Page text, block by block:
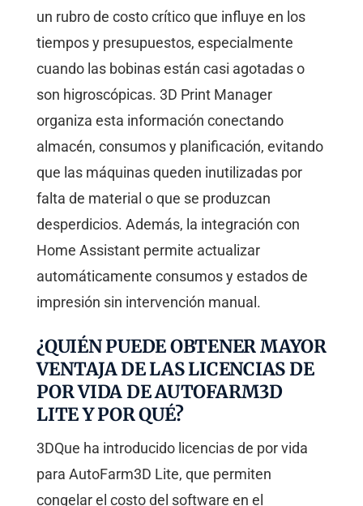
un rubro de costo crítico que influye en los
tiempos y presupuestos, especialmente
cuando las bobinas están casi agotadas o
son higroscópicas. 3D Print Manager
organiza esta información conectando
almacén, consumos y planificación, evitando
que las máquinas queden inutilizadas por
falta de material o que se produzcan
desperdicios. Además, la integración con
Home Assistant permite actualizar
automáticamente consumos y estados de
impresión sin intervención manual.
¿QUIÉN PUEDE OBTENER MAYOR
VENTAJA DE LAS LICENCIAS DE
POR VIDA DE AUTOFARM3D
LITE Y POR QUÉ?
3DQue ha introducido licencias de por vida
para AutoFarm3D Lite, que permiten
congelar el costo del software en el